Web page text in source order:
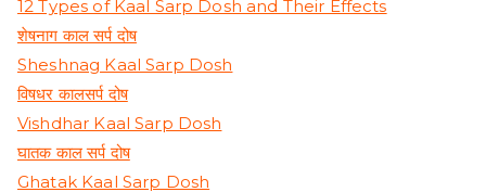
12 Types of Kaal Sarp Dosh and Their Effects
शेषनाग काल सर्प दोष
Sheshnag Kaal Sarp Dosh
विषधर कालसर्प दोष
Vishdhar Kaal Sarp Dosh
घातक काल सर्प दोष
Ghatak Kaal Sarp Dosh